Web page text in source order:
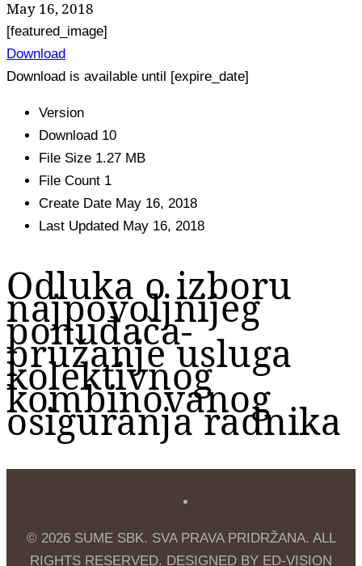
May 16, 2018
[featured_image]
Download
Download is available until [expire_date]
Version
Download 10
File Size 1.27 MB
File Count 1
Create Date May 16, 2018
Last Updated May 16, 2018
Odluka o izboru
najpovoljnijeg
ponuđača-
pružanje usluga
kolektivnog
kombinovanog
osiguranja radnika
© 2026 SUME SBK. SVA PRAVA PRIDRŽANA. ALL
RIGHTS RESERVED. DESIGNED BY ED-VISION